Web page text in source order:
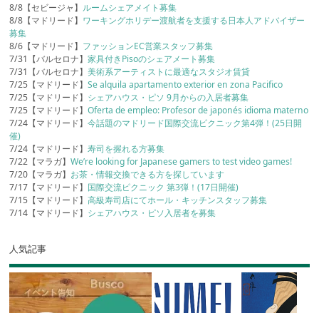
8/8【セビージャ】 ルームシェアメイト募集
8/8【マドリード】 ワーキングホリデー渡航者を支援する日本人アドバイザー
募集
8/6【マドリード】 ファッションEC営業スタッフ募集
7/31【バルセロナ】家具付きPisoのシェアメート募集
7/31【バルセロナ】美術系アーティストに最適なスタジオ賃貸
7/25【マドリード】Se alquila apartamento exterior en zona Pacifico
7/25【マドリード】 シェアハウス・ピソ 9月からの入居者募集
7/25【マドリード】Oferta de empleo: Profesor de japonés idioma materno
7/24【マドリード】今話題のマドリード国際交流ピクニック第4弾！(25日開
催)
7/24【マドリード】寿司を握れる方募集
7/22【マラガ】We’re looking for Japanese gamers to test video games!
7/20【マラガ】 お茶・情報交換できる方を探しています
7/17【マドリード】 国際交流ピクニック 第3弾！(17日開催)
7/15【マドリード】高級寿司店にてホール・キッチンスタッフ募集
7/14【マドリード】 シェアハウス・ピソ入居者を募集
人気記事